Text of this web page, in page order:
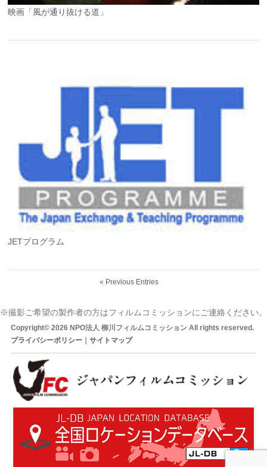
映画「風が通り抜ける道」
JETプログラム
« Previous Entries
※撮影ご希望の製作者の方はフィルムコミッションにご連絡ください。
Copyright© 2026 NPO法人 柳川フィルムコミッション All rights reserved.
プライバシーポリシー｜ サイトマップ